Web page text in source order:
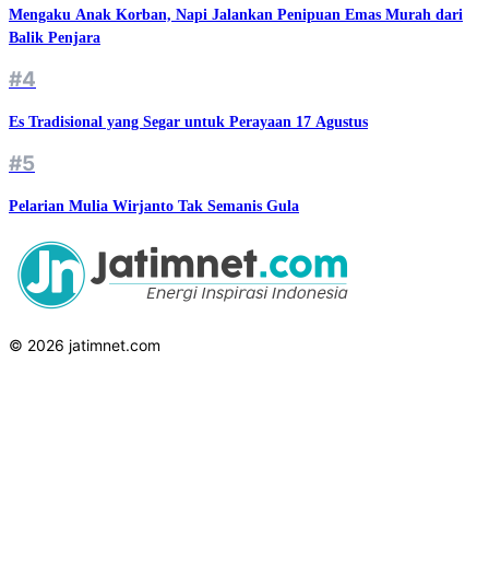
Mengaku Anak Korban, Napi Jalankan Penipuan Emas Murah dari
Balik Penjara
#4
Es Tradisional yang Segar untuk Perayaan 17 Agustus
#5
Pelarian Mulia Wirjanto Tak Semanis Gula
© 2026 jatimnet.com